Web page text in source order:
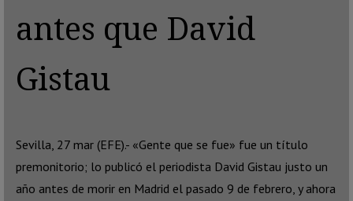
antes que David
Gistau
Sevilla, 27 mar (EFE).- «Gente que se fue» fue un título
premonitorio; lo publicó el periodista David Gistau justo un
año antes de morir en Madrid el pasado 9 de febrero, y ahora